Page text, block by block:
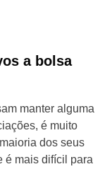
a bolsa
manter alguma
é muito
dos seus
é mais difícil para